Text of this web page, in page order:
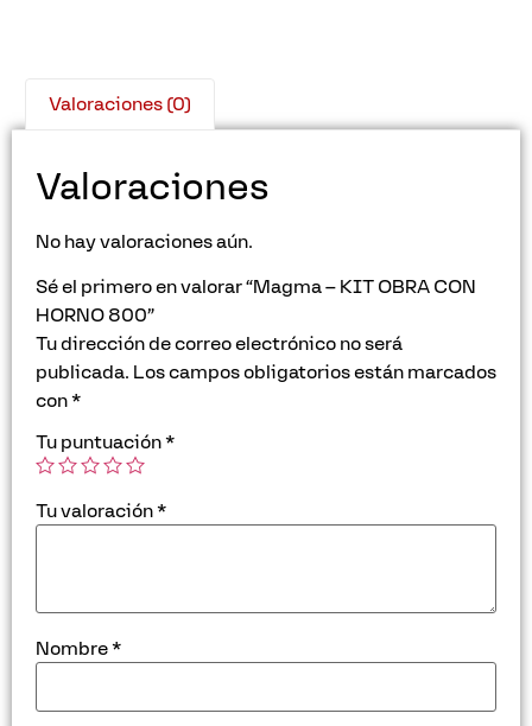
Valoraciones (0)
Valoraciones
No hay valoraciones aún.
Sé el primero en valorar “Magma – KIT OBRA CON
HORNO 800”
Tu dirección de correo electrónico no será
publicada. Los campos obligatorios están marcados
con*
Tu puntuación*
Tu valoración*
Nombre*